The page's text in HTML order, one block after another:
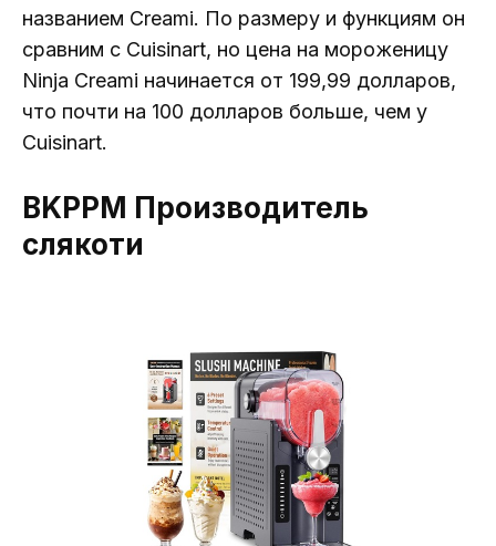
названием Creami. По размеру и функциям он
сравним с Cuisinart, но цена на мороженицу
Ninja Creami начинается от 199,99 долларов,
что почти на 100 долларов больше, чем у
Cuisinart.
BKPPM Производитель
слякоти